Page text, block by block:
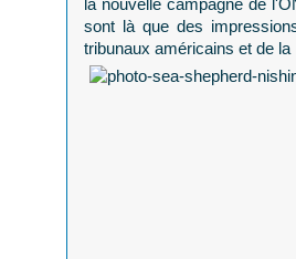
la nouvelle campagne de
sont là que des
tribunaux américains et de